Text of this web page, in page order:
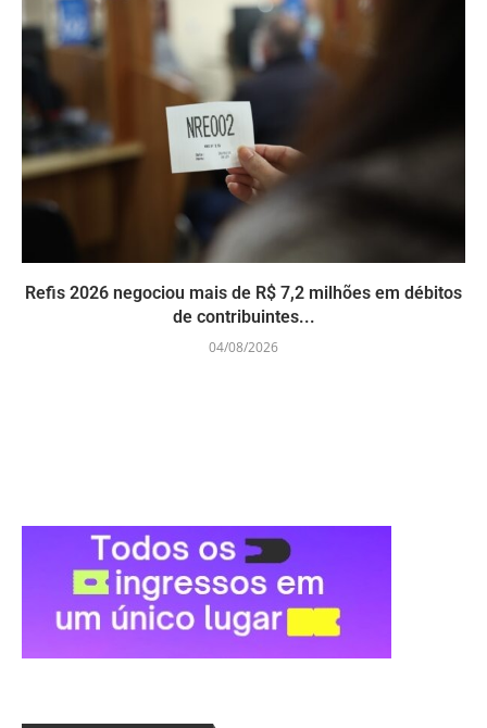
Refis 2026 negociou mais de R$ 7,2 milhões em débitos
de contribuintes...
04/08/2026